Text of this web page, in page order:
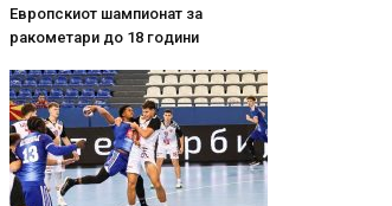
Европскиот шампионат за
ракометари до 18 години